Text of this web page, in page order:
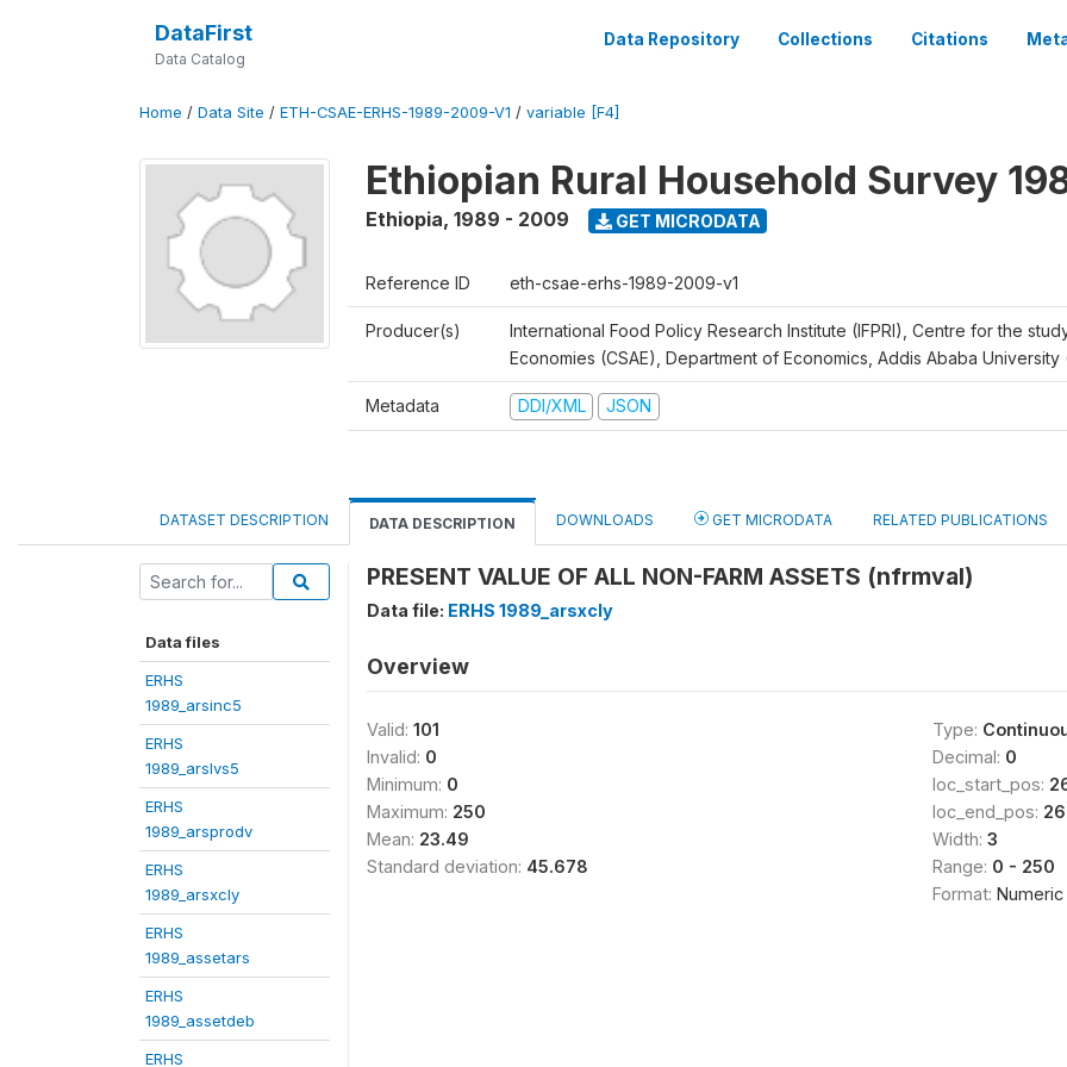
DataFirst
Data Catalog
Data Repository Collections Citations
Home / Data Site / ETH-CSAE-ERHS-1989-2009-V1 / variable [F4]
Ethiopian Rural Household Survey
Ethiopia, 1989 - 2009 GET MICRODATA
Reference ID eth-csae-erhs-1989-2009-v1
Producer(s)
International Food Policy Research Institute (IFPRI), Centre for the
Economies (CSAE), Department of Economics, Addis Ababa University
Metadata DDI/XML JSON
DATASET DESCRIPTION DATA DESCRIPTION DOWNLOADS GET MICRODATA RELATED PUBLICATIONS
Data files
ERHS
1989_arsinc5
ERHS
1989_arslvs5
ERHS
1989_arsprodv
ERHS
1989_arsxcly
ERHS
1989_assetars
ERHS
1989_assetdeb
ERHS
PRESENT VALUE OF ALL NON-FARM ASSETS (nfrmval)
Data file: ERHS 1989_arsxcly
Overview
Valid: 101
Invalid: 0
Minimum: 0
Maximum: 250
Mean: 23.49
Standard deviation: 45.678
Type:
Decimal: 0
loc_start_pos:
loc_end_pos:
Width: 3
Range: 0 - 250
Format: Numeric